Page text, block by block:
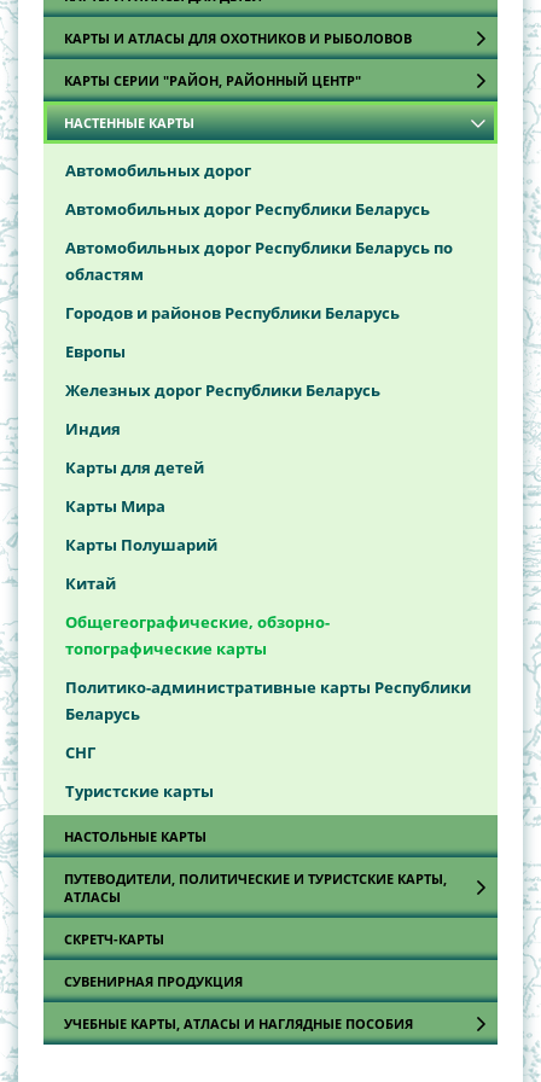
Политико-административные карты
КАРТЫ И АТЛАСЫ ДЛЯ ОХОТНИКОВ И РЫБОЛОВОВ
Атласы охотника и рыболова
Карты
КАРТЫ СЕРИИ "РАЙОН, РАЙОННЫЙ ЦЕНТР"
Брестская область
Витебская область
Гомельская область
Гродненская область
Минская область
Могилёвская область
НАСТЕННЫЕ КАРТЫ
Автомобильных дорог
Автомобильных дорог Республики Беларусь
Автомобильных дорог Республики Беларусь по
областям
Городов и районов Республики Беларусь
Европы
Железных дорог Республики Беларусь
Индия
Карты для детей
Карты Мира
Карты Полушарий
Китай
Общегеографические, обзорно-
топографические карты
Политико-административные карты Республики
Беларусь
СНГ
Туристские карты
НАСТОЛЬНЫЕ КАРТЫ
ПУТЕВОДИТЕЛИ, ПОЛИТИЧЕСКИЕ И ТУРИСТСКИЕ КАРТЫ,
АТЛАСЫ
Автодорожные и туристские карты
Атласы автодорог
Политические карты
СКРЕТЧ-КАРТЫ
СУВЕНИРНАЯ ПРОДУКЦИЯ
УЧЕБНЫЕ КАРТЫ, АТЛАСЫ И НАГЛЯДНЫЕ ПОСОБИЯ